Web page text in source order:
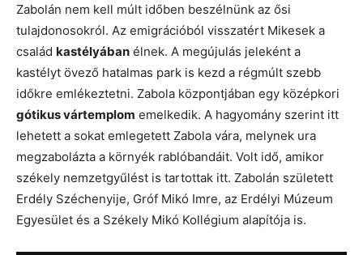
Zabolán nem kell múlt időben beszélnünk az ősi
tulajdonosokról. Az emigrációból visszatért Mikesek a
család kastélyában élnek. A megújulás jeleként a
kastélyt övező hatalmas park is kezd a régmúlt szebb
időkre emlékeztetni. Zabola központjában egy középkori
gótikus vártemplom emelkedik. A hagyomány szerint itt
lehetett a sokat emlegetett Zabola vára, melynek ura
megzabolázta a környék rablóbandáit. Volt idő, amikor
székely nemzetgyűlést is tartottak itt. Zabolán született
Erdély Széchenyije, Gróf Mikó Imre, az Erdélyi Múzeum
Egyesület és a Székely Mikó Kollégium alapítója is.